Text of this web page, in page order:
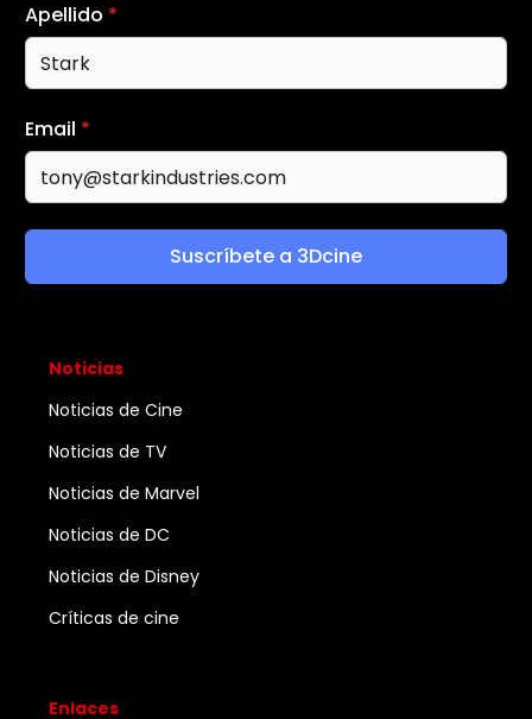
Apellido *
Email *
Suscríbete a 3Dcine
Noticias
Noticias de Cine
Noticias de TV
Noticias de Marvel
Noticias de DC
Noticias de Disney
Críticas de cine
Enlaces